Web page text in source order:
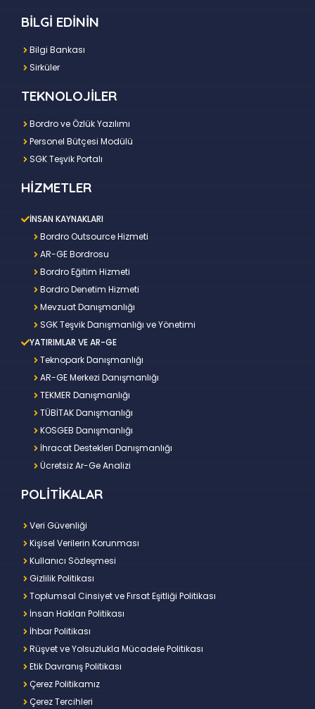
BİLGİ EDİNİN
Bilgi Bankası
Sirküler
TEKNOLOJİLER
Bordro ve Özlük Yazılımı
Personel Bütçesi Modülü
SGK Teşvik Portalı
HİZMETLER
İNSAN KAYNAKLARI
Bordro Outsource Hizmeti
AR-GE Bordrosu
Bordro Eğitim Hizmeti
Bordro Denetim Hizmeti
Mevzuat Danışmanlığı
SGK Teşvik Danışmanlığı ve Yönetimi
YATIRIMLAR VE AR-GE
Teknopark Danışmanlığı
AR-GE Merkezi Danışmanlığı
TEKMER Danışmanlığı
TÜBİTAK Danışmanlığı
KOSGEB Danışmanlığı
İhracat Destekleri Danışmanlığı
Ücretsiz Ar-Ge Analizi
POLİTİKALAR
Veri Güvenliği
Kişisel Verilerin Korunması
Kullanıcı Sözleşmesi
Gizlilik Politikası
Toplumsal Cinsiyet ve Fırsat Eşitliği Politikası
İnsan Hakları Politikası
İhbar Politikası
Rüşvet ve Yolsuzlukla Mücadele Politikası
Etik Davranış Politikası
Çerez Politikamız
Çerez Tercihleri